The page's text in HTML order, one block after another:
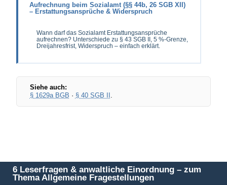
Aufrechnung beim Sozialamt (§§ 44b, 26 SGB XII)
– Erstattungsansprüche & Widerspruch
Wann darf das Sozialamt Erstattungsansprüche
aufrechnen? Unterschiede zu § 43 SGB II, 5 %-Grenze,
Dreijahresfrist, Widerspruch – einfach erklärt.
Siehe auch:
§ 1629a BGB · § 40 SGB II .
6 Leserfragen & anwaltliche Einordnung – zum
Thema Allgemeine Fragestellungen